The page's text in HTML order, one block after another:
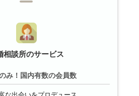
相談所のサービス
み！国内有数の会員数